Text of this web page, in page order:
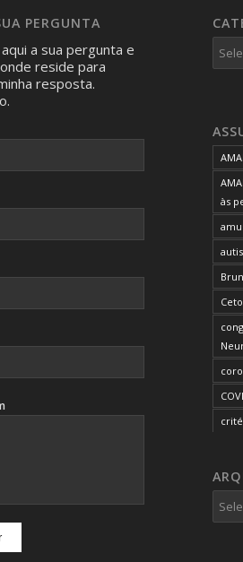
PERGUNTA
a sua pergunta e
reside para
resposta.
às